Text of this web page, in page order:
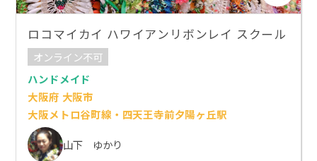
ロコマイカイ ハワイアンリボンレイ スクール
オンライン不可
ハンドメイド
大阪府 大阪市
大阪メトロ谷町線・四天王寺前夕陽ヶ丘駅
山下 ゆかり